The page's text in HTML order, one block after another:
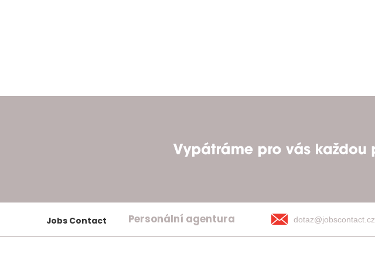
Jobs Contact Personální agentura dotaz@jobscontact.cz